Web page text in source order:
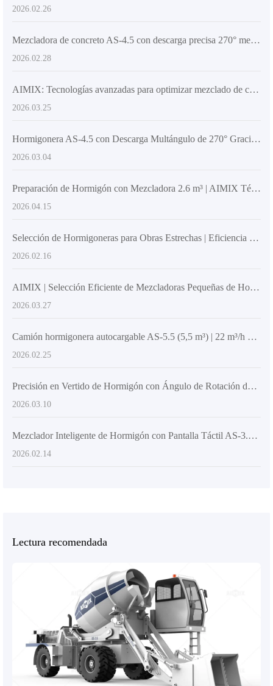
2026.02.26
Mezcladora de concreto AS-4.5 con descarga precisa 270° mediante estructura articulada e hidráulica
2026.02.28
AIMIX: Tecnologías avanzadas para optimizar mezclado de concreto en obras pequeñas
2026.03.25
Hormigonera AS-4.5 con Descarga Multángulo de 270° Gracias a Chasis Articulado y Sistema Hidráulico
2026.03.04
Preparación de Hormigón con Mezcladora 2.6 m³ | AIMIX Técnicas para Obras Medianas y Pequeñas
2026.04.15
Selección de Hormigoneras para Obras Estrechas | Eficiencia y Tecnología en Construcción Urbana
2026.02.16
AIMIX | Selección Eficiente de Mezcladoras Pequeñas de Hormigón para Obras Rurales y Municipales
2026.03.27
Camión hormigonera autocargable AS-5.5 (5,5 m³) | 22 m³/h para grandes obras y suministro continuo
2026.02.25
Precisión en Vertido de Hormigón con Ángulo de Rotación del Tambor AS-4.5 | AIMIX
2026.03.10
Mezclador Inteligente de Hormigón con Pantalla Táctil AS-3.5 | Innovación en Construcción
2026.02.14
Lectura recomendada